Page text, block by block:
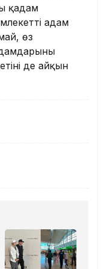
қадам
адам
өз
де айқын